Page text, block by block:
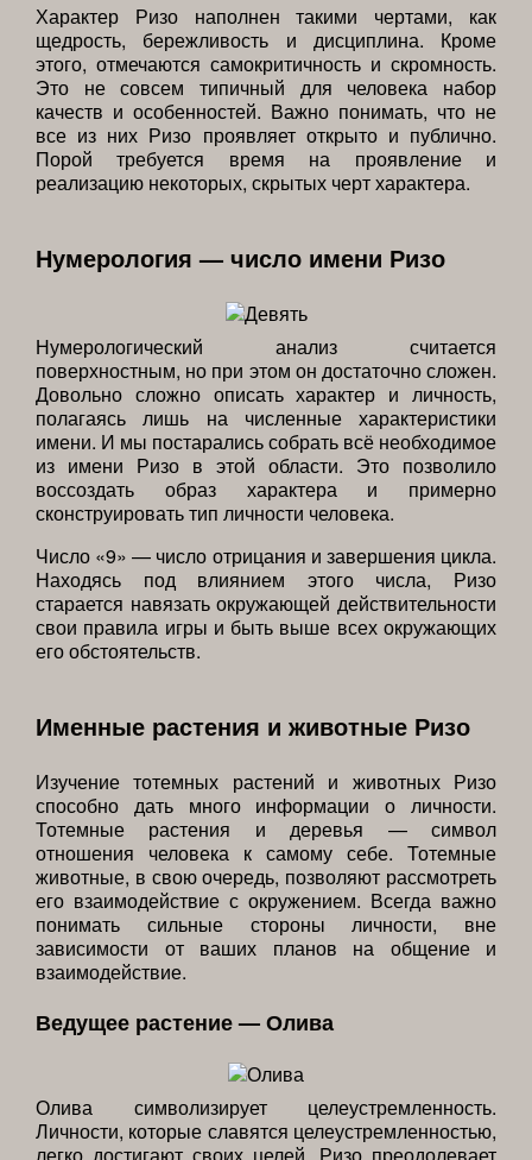
Характер Ризо наполнен такими чертами, как
щедрость, бережливость и дисциплина. Кроме
этого, отмечаются самокритичность и скромность.
Это не совсем типичный для человека набор
качеств и особенностей. Важно понимать, что не
все из них Ризо проявляет открыто и публично.
Порой требуется время на проявление и
реализацию некоторых, скрытых черт характера.
Нумерология — число имени Ризо
Нумерологический анализ считается
поверхностным, но при этом он достаточно сложен.
Довольно сложно описать характер и личность,
полагаясь лишь на численные характеристики
имени. И мы постарались собрать всё необходимое
из имени Ризо в этой области. Это позволило
воссоздать образ характера и примерно
сконструировать тип личности человека.
Число «9» — число отрицания и завершения цикла.
Находясь под влиянием этого числа, Ризо
старается навязать окружающей действительности
свои правила игры и быть выше всех окружающих
его обстоятельств.
Именные растения и животные Ризо
Изучение тотемных растений и животных Ризо
способно дать много информации о личности.
Тотемные растения и деревья — символ
отношения человека к самому себе. Тотемные
животные, в свою очередь, позволяют рассмотреть
его взаимодействие с окружением. Всегда важно
понимать сильные стороны личности, вне
зависимости от ваших планов на общение и
взаимодействие.
Ведущее растение — Олива
Олива символизирует целеустремленность.
Личности, которые славятся целеустремленностью,
легко достигают своих целей. Ризо преодолевает